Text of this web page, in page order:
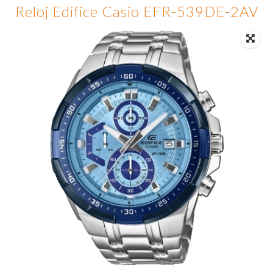
Reloj Edifice Casio EFR-539DE-2AV